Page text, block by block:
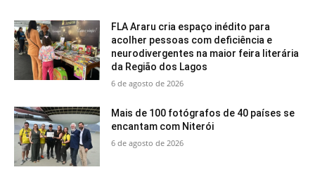
FLA Araru cria espaço inédito para
acolher pessoas com deficiência e
neurodivergentes na maior feira literária
da Região dos Lagos
6 de agosto de 2026
Mais de 100 fotógrafos de 40 países se
encantam com Niterói
6 de agosto de 2026